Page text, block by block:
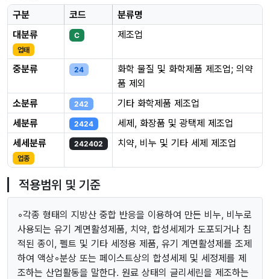
구분 코드
분류명
대분류
업태
C 제조업
중분류 24
화학 물질 및 화학제품 제조업; 의약
품 제외
소분류
242
기타 화학제품 제조업
세분류
2424
세제, 화장품 및 광택제 제조업
세세분류
업종
242402 치약, 비누 및 기타 세제 제조업
적용범위 및 기준
◦각종 형태의 지방산 중합 반응을 이용하여 만든 비누, 비누로
사용되는 유기 계면활성제품, 치약, 합성세제가 도포되거나 침
적된 종이, 펠트 및 기타 세정용 제품, 유기 계면활성제를 조제
하여 액상◦분상 또는 페이스트상의 합성세제 및 세정제를 제
조하는 산업활동을 말한다. 원료 상태의 글리세린을 제조하는